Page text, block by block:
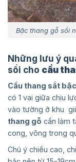
Bậc thang gỗ sồi
Những lưu ý
sồi cho cầu
Cầu thang sắt
có 1 vai giữa chịu
vào tường ở khu
thang gỗ cần làm
cong, võng trong
Chú ý chiều cao,